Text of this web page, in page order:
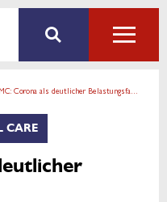
Corona als deutlicher Belastungsfaktor
CARE